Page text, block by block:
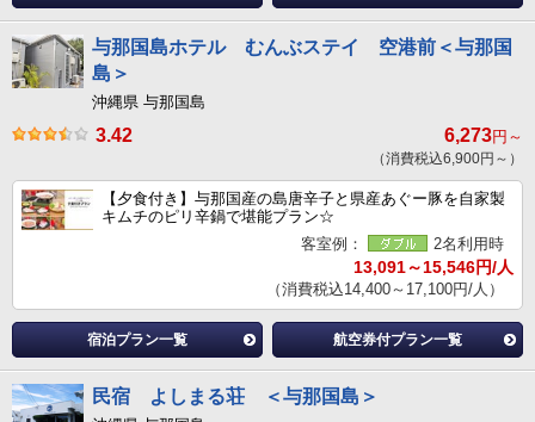
与那国島ホテル むんぶステイ 空港前＜与那国
島＞
沖縄県 与那国島
3.42 6,273円～
（消費税込6,900円～）
【夕食付き】与那国産の島唐辛子と県産あぐー豚を自家製
キムチのピリ辛鍋で堪能プラン☆
客室例：
2名利用時
13,091～15,546円/人
（消費税込14,400～17,100円/人）
宿泊プラン一覧 航空券付プラン一覧
民宿 よしまる荘 ＜与那国島＞